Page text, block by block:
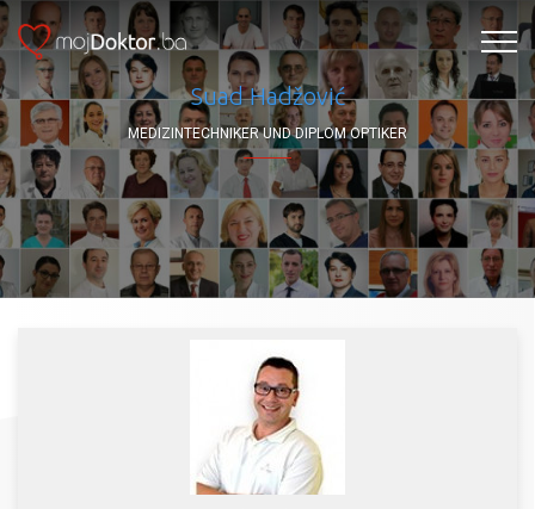
Suad Hadžović
MEDIZINTECHNIKER UND DIPLOM OPTIKER